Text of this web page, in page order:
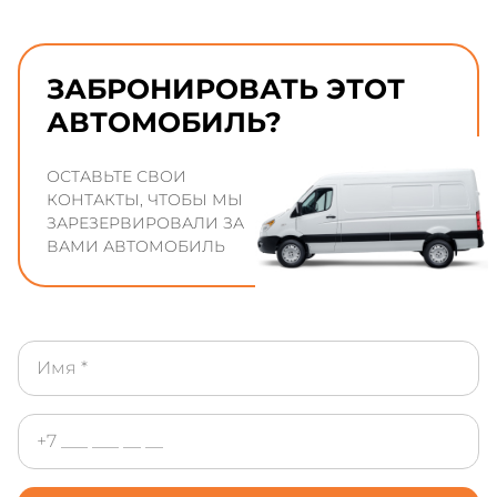
ЗАБРОНИРОВАТЬ ЭТОТ
АВТОМОБИЛЬ?
ОСТАВЬТЕ СВОИ
КОНТАКТЫ, ЧТОБЫ МЫ
ЗАРЕЗЕРВИРОВАЛИ ЗА
ВАМИ АВТОМОБИЛЬ